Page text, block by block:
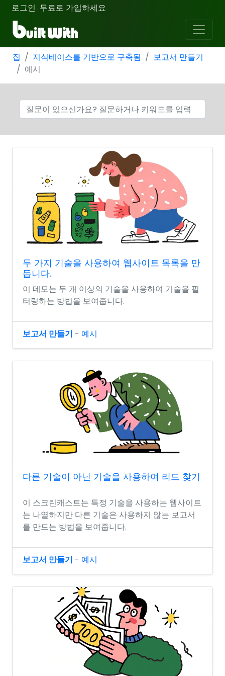
로그인 · 무료로 가입하세요
집 지식베이스를 기반으로 구축됨
보고서 만들기
예시
두 가지 기술을 사용하여 웹사이트 목록을 만
듭니다.
이 데모는 두 개 이상의 기술을 사용하여 기술을 필
터링하는 방법을 보여줍니다.
보고서 만들기 - 예시
다른 기술이 아닌 기술을 사용하여 리드 찾기
이 스크린캐스트는 특정 기술을 사용하는 웹사이트
는 나열하지만 다른 기술은 사용하지 않는 보고서
를 만드는 방법을 보여줍니다.
보고서 만들기 - 예시